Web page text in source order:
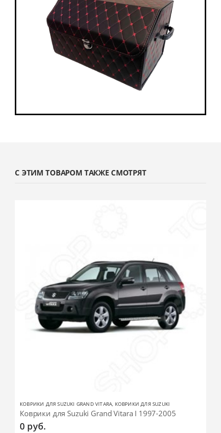
С ЭТИМ ТОВАРОМ ТАКЖЕ СМОТРЯТ
КОВРИКИ ДЛЯ SUZUKI GRAND VITARA, КОВРИКИ ДЛЯ SUZUKI
Коврики для Suzuki Grand Vitara I 1997-2005
0 руб.